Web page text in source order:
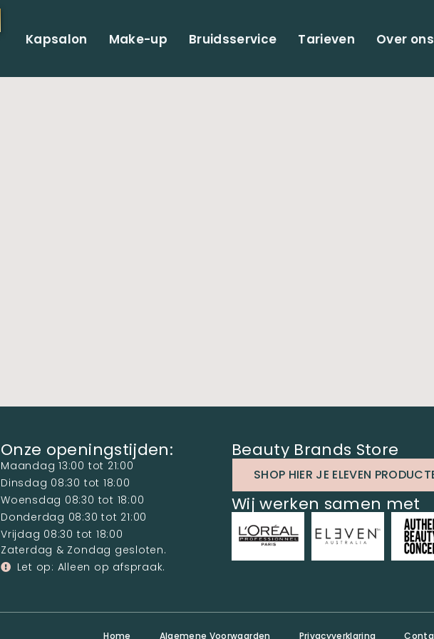
Kapsalon Make-up Bruidsservice Tarieven Over ons
Onze openingstijden:
Maandag 13:00 tot 21:00
Dinsdag 08:30 tot 18:00
Woensdag 08:30 tot 18:00
Donderdag 08:30 tot 21:00
Vrijdag 08:30 tot 18:00
Zaterdag & Zondag gesloten.
Let op: Alleen op afspraak.
Beauty Brands Store
SHOP HIER JE ELEVEN
Wij werken samen met
Home Algemene Voorwaarden Privacyverklaring